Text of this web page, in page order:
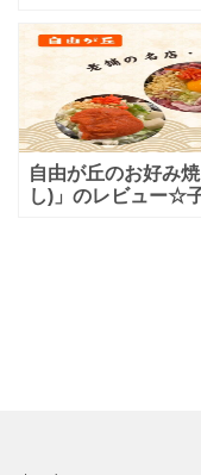
自由が丘のお好み
し)」のレビュー☆